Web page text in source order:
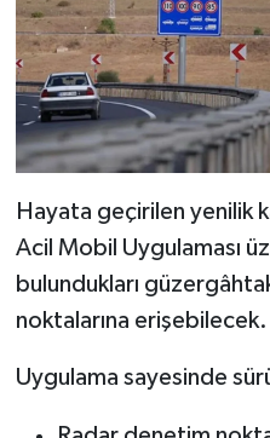
Hayata geçirilen yenilik
Acil Mobil Uygulaması
bulundukları
noktalarına erişebilecek.
Uygulama sayesinde
Dünya Haberleri
Yerel Haberler
Haber Arşivi